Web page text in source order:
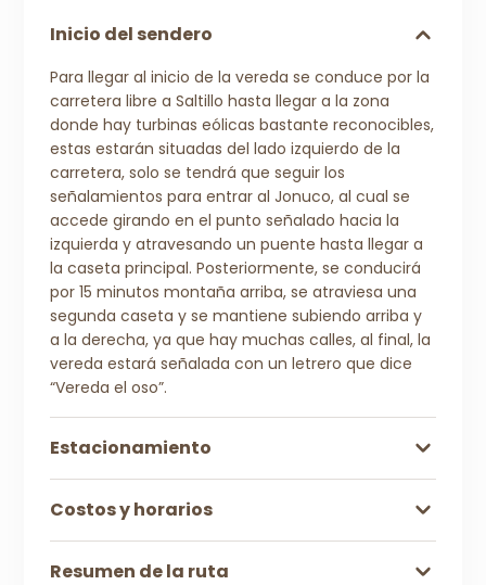
Inicio del sendero
Para llegar al inicio de la vereda se conduce por la
carretera libre a Saltillo hasta llegar a la zona
donde hay turbinas eólicas bastante reconocibles,
estas estarán situadas del lado izquierdo de la
carretera, solo se tendrá que seguir los
señalamientos para entrar al Jonuco, al cual se
accede girando en el punto señalado hacia la
izquierda y atravesando un puente hasta llegar a
la caseta principal. Posteriormente, se conducirá
por 15 minutos montaña arriba, se atraviesa una
segunda caseta y se mantiene subiendo arriba y
a la derecha, ya que hay muchas calles, al final, la
vereda estará señalada con un letrero que dice
“Vereda el oso”.
Estacionamiento
Costos y horarios
Resumen de la ruta